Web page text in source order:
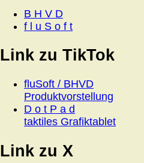
B H V D
f l u S o f t
Link zu TikTok
fluSoft / BHVD
Produktvorstellung
D o t P a d
taktiles Grafiktablet
Link zu X